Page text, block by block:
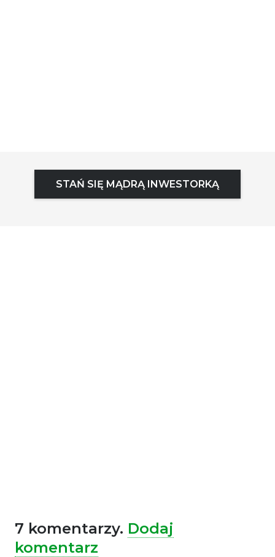
STAŃ SIĘ MĄDRĄ INWESTORKĄ
7 komentarzy. Dodaj
komentarz